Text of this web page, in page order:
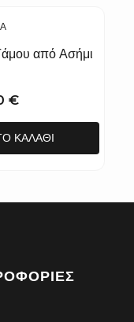
από Ασήμι
€
ΚΑΛΆΘΙ